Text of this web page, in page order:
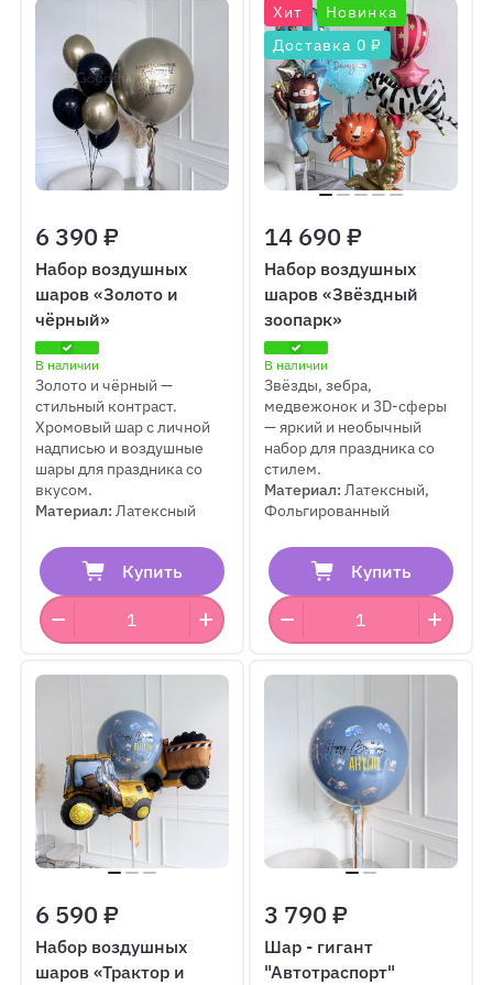
6 390 ₽
Набор воздушных
шаров «Золото и
чёрный»
В наличии
Золото и чёрный —
стильный контраст.
Хромовый шар с личной
надписью и воздушные
шары для праздника со
вкусом.
Материал:Латексный
Купить
Хит
Новинка
Доставка 0 ₽
14 690 ₽
Набор воздушных
шаров «Звёздный
зоопарк»
В наличии
Звёзды, зебра,
медвежонок и 3D-сферы
— яркий и необычный
набор для праздника со
стилем.
Материал:Латексный,
Фольгированный
Купить
6 590 ₽
Набор воздушных
шаров «Трактор и
3 790 ₽
Шар - гигант
"Автотраспорт"